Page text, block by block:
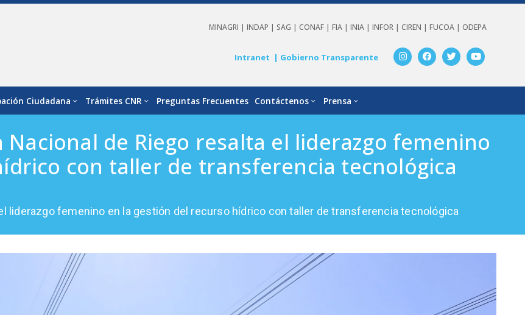
MINAGRI |INDAP | SAG | CONAF |FIA |INIA |INFOR | CIREN |FUCOA | ODEPA
Intranet | Gobierno Transparente
Ciudadana Trámites CNR Preguntas Frecuentes Contáctenos Prensa
Nacional de Riego resalta el liderazgo femenino
con taller de transferencia tecnológica
liderazgo femenino en la gestión del recurso hídrico con taller de transferencia tecnológica